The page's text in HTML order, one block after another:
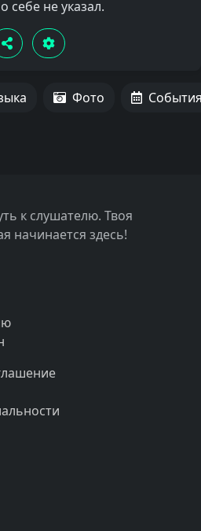
себе не указал.
Фото
к слушателю. Твоя
начинается здесь!